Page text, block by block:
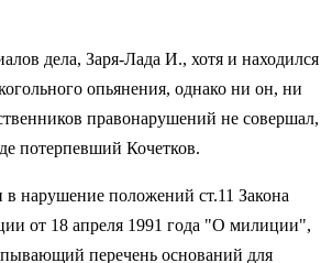
дела, Заря-Лада И., хотя и находился
опьянения, однако ни он, ни
правонарушений не совершал,
потерпевший Кочетков.
нарушение положений ст.11 Закона
от 18 апреля 1991 года "О милиции",
перечень оснований для